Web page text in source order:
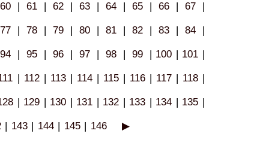
60 | 61 | 62 | 63 | 64 | 65 | 66 | 67 |
77 | 78 | 79 | 80 | 81 | 82 | 83 | 84 |
94 | 95 | 96 | 97 | 98 | 99 | 100 | 101 |
| 112 | 113 | 114 | 115 | 116 | 117 | 118 |
| 129 | 130 | 131 | 132 | 133 | 134 | 135 |
| 143 | 144 | 145 | 146 ▶